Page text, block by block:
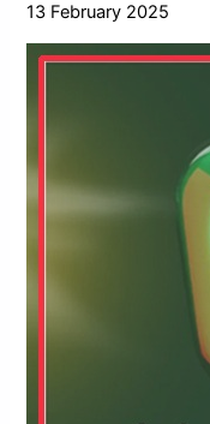
13 February 2025